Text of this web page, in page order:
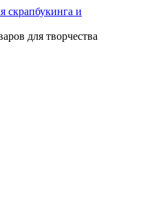
для творчества